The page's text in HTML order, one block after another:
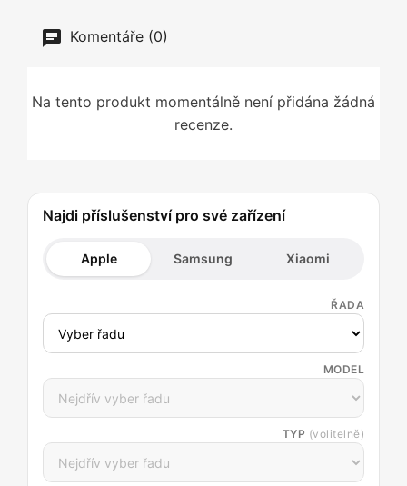
Komentáře (0)
Na tento produkt momentálně není přidána žádná
recenze.
Najdi příslušenství pro své zařízení
Apple Samsung Xiaomi
ŘADA
MODEL
TYP (volitelně)